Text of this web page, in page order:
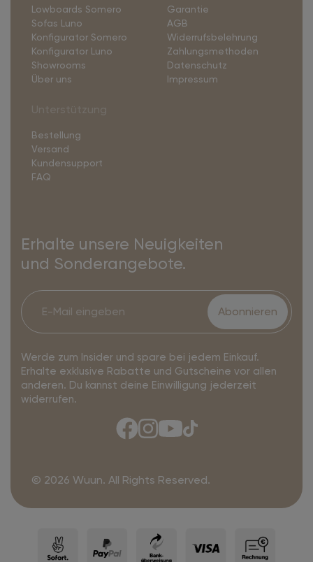
Lowboards Somero
Sofas Luno
Konfigurator Somero
Konfigurator Luno
Showrooms
Über uns
Garantie
AGB
Widerrufsbelehrung
Zahlungsmethoden
Datenschutz
Impressum
Bestellung
Versand
Kundensupport
FAQ
Erhalte unsere Neuigkeiten
und Sonderangebote.
Abonnieren
Werde zum Insider und spare bei jedem Einkauf.
Erhalte exklusive Rabatte und Gutscheine vor allen
anderen. Du kannst deine Einwilligung jederzeit
widerrufen.
© 2026 Wuun. All Rights Reserved.